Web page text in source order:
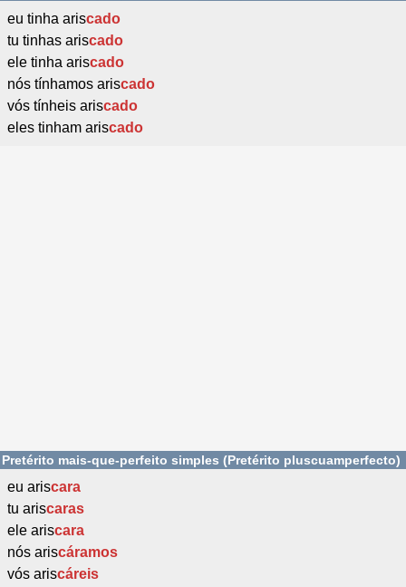
eu tinha ariscado
tu tinhas ariscado
ele tinha ariscado
nós tínhamos ariscado
vós tínheis ariscado
eles tinham ariscado
Pretérito mais-que-perfeito simples (Pretérito pluscuamperfecto)
eu ariscara
tu ariscaras
ele ariscara
nós ariscáramos
vós ariscáreis